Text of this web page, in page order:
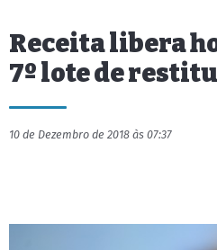
Receita libera
7º lote de
10 de Dezembro de 2018 às 07:37